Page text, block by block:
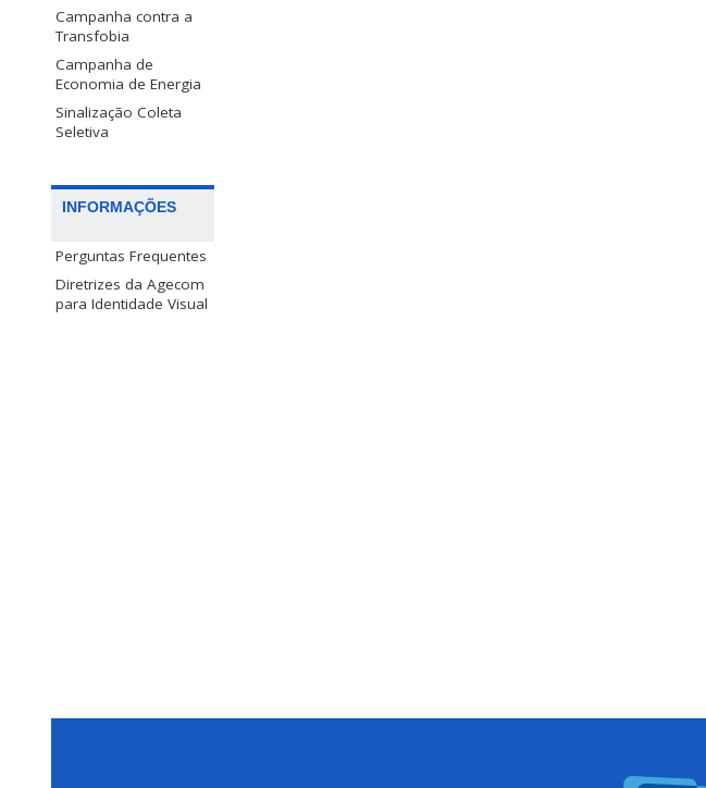
Campanha contra a
Transfobia
Campanha de
Economia de Energia
Sinalização Coleta
Seletiva
INFORMAÇÕES
Perguntas Frequentes
Diretrizes da Agecom
para Identidade Visual